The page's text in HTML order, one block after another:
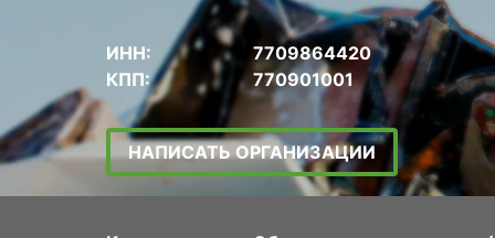
ИНН:
7709864420
КПП:
770901001
НАПИСАТЬ ОРГАНИЗАЦИИ